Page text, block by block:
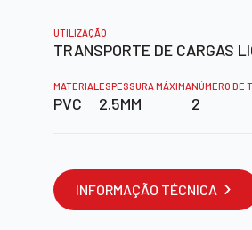
UTILIZAÇÃO
TRANSPORTE DE CARGAS
MATERIAL
PVC
ESPESSURA MÁXIMA
2.5MM
NÚMERO DE
2
INFORMAÇÃO TÉCNICA